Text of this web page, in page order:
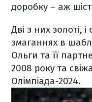
доробку – аж
Дві з них золоті,
змаганнях в
Ольги та її
2008 року та
Олімпіада-2024.